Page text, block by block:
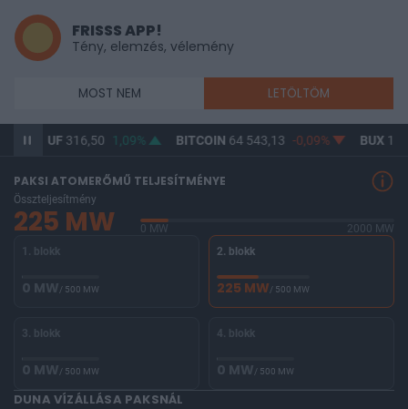
FRISSS APP!
Tény, elemzés, vélemény
MOST NEM LETÖLTÖM
USD/HUF316,50 1,09% BITCOIN64 543,13 -0,09% BUX146
PAKSI ATOMERŐMŰ TELJESÍTMÉNYE
Összteljesítmény
225 MW 0 MW
2000 MW
1. blokk
0 MW/ 500 MW
2. blokk
225 MW/ 500 MW
3. blokk
0 MW/ 500 MW
4. blokk
0 MW/ 500 MW
DUNA VÍZÁLLÁSA PAKSNÁL